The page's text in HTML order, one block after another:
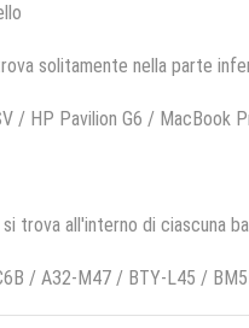
solitamente nella parte
/ HP Pavilion G6 / MacBook
si trova all'interno di ciascuna
/ A32-M47 / BTY-L45 /